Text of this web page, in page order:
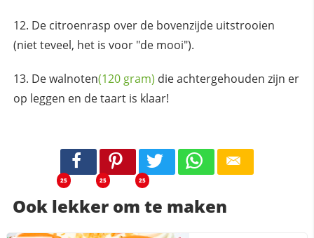
De citroenrasp over de bovenzijde uitstrooien
(niet teveel, het is voor "de mooi").
Dewalnoten(120 gram) die achtergehouden zijn er
op leggen en de taart is klaar!
25 25 25
Ook lekker om te maken